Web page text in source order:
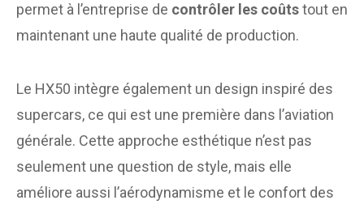
permet à l’entreprise de contrôler les coûtstout en
maintenant une haute qualité de production.
Le HX50 intègre également un design inspiré des
supercars, ce qui est une première dans l’aviation
générale. Cette approche esthétique n’est pas
seulement une question de style, mais elle
améliore aussi l’aérodynamisme et le confort des